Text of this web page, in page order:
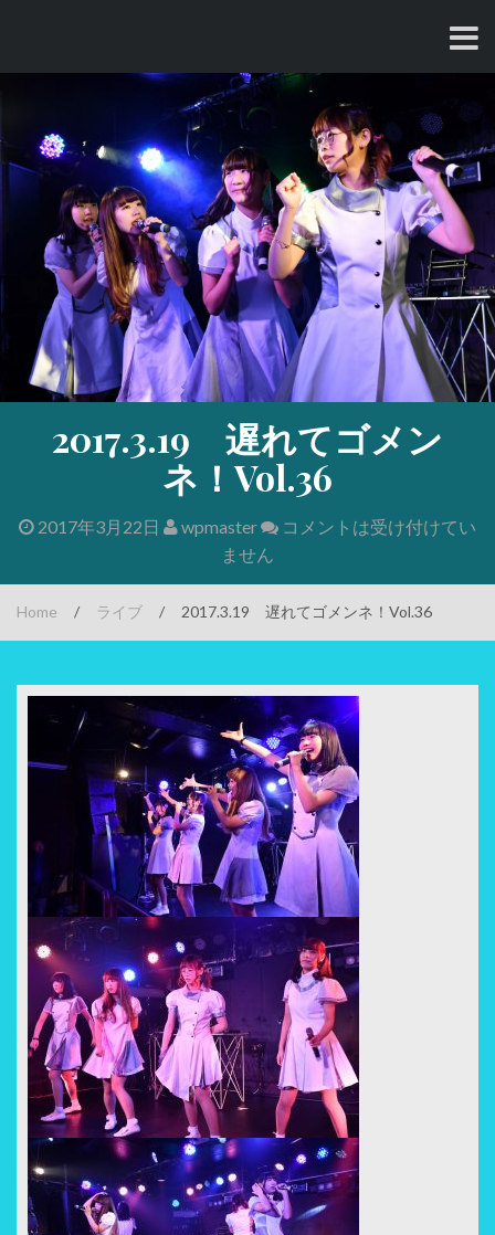
テ
へ
ス
2017.3.19 遅れてゴメン
ネ！Vol.36
2017年3月22日 wpmaster
コメントは受け付けてい
ません
Home / ライブ / 2017.3.19 遅れてゴメンネ！Vol.36